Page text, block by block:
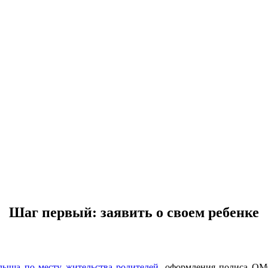
Шаг первый: заявить о своем ребенке